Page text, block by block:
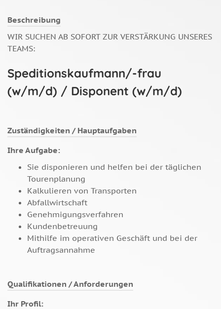
Beschreibung
WIR SUCHEN AB SOFORT ZUR VERSTÄRKUNG UNSERES
TEAMS:
Speditionskaufmann/-frau
(w/m/d) / Disponent (w/m/d)
Zuständigkeiten / Hauptaufgaben
Ihre Aufgabe:
Sie disponieren und helfen bei der täglichen
Tourenplanung
Kalkulieren von Transporten
Abfallwirtschaft
Genehmigungsverfahren
Kundenbetreuung
Mithilfe im operativen Geschäft und bei der
Auftragsannahme
Qualifikationen / Anforderungen
Ihr Profil: